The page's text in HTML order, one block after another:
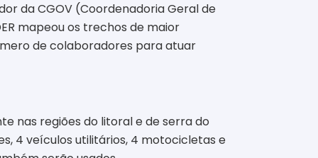
da CGOV (Coordenadoria Geral de
mapeou os trechos de maior
de colaboradores para atuar
nas regiões do litoral e de serra do
4 veículos utilitários, 4 motocicletas e